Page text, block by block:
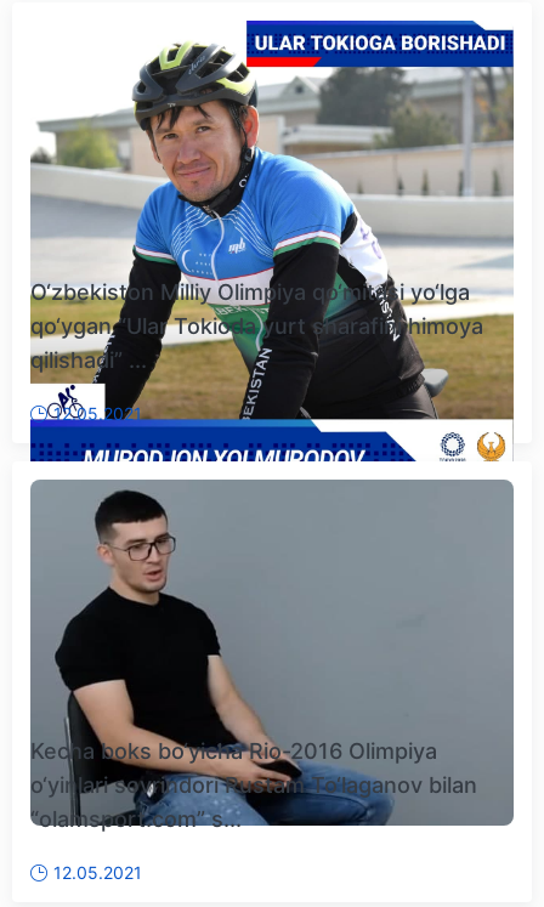
O‘zbekiston Milliy Olimpiya qo‘mitasi yo‘lga
qo‘ygan “Ular Tokioda yurt sharafini himoya
qilishadi” ...
12.05.2021
Kecha boks bo‘yicha Rio-2016 Olimpiya
o‘yinlari sovrindori Rustam To‘laganov bilan
“olamsport.com” s...
12.05.2021